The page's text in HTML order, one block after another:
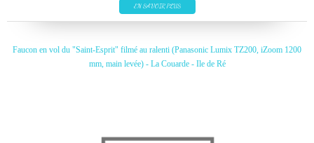
EN SAVOIR PLUS
Faucon en vol du "Saint-Esprit" filmé au ralenti (Panasonic Lumix TZ200, iZoom 1200
mm, main levée) - La Couarde - Ile de Ré